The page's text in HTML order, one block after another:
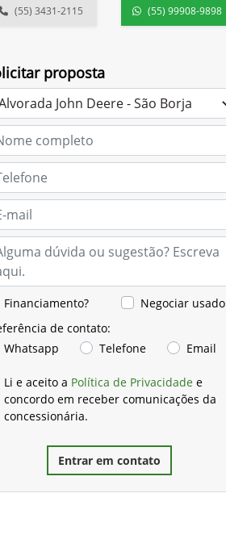
(55) 3431-2115 (55) 99908-9898
proposta
Financiamento?
Negociar usado
de contato:
Whatsapp
Telefone Email
Li e aceito a Política de Privacidade e
concordo em receber comunicações da
concessionária.
Entrar em contato